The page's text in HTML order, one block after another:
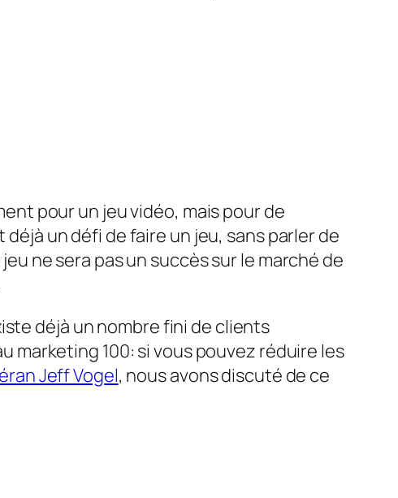
pour un jeu vidéo, mais pour de
déjà un défi de faire un jeu, sans parler de
ne sera pas un succès sur le marché de
déjà un nombre fini de clients
marketing 100: si vous pouvez réduire les
Jeff Vogel, nous avons discuté de ce